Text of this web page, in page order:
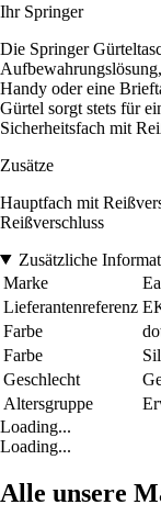
Ihr Springer
Die Springer
Handy oder eine
Gürtel sorgt stets für
Sicherheitsfach mit
Zusätze
Hauptfach mit
Reißverschluss
Zusätzliche
Marke
Lieferantenreferenz
Farbe
Farbe
Geschlecht
Altersgruppe
Loading...
Loading...
Alle unsere